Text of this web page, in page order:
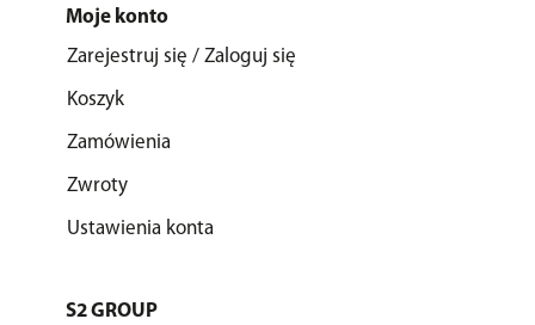
Moje konto
Zarejestruj się / Zaloguj się
Koszyk
Zamówienia
Zwroty
Ustawienia konta
S2 GROUP